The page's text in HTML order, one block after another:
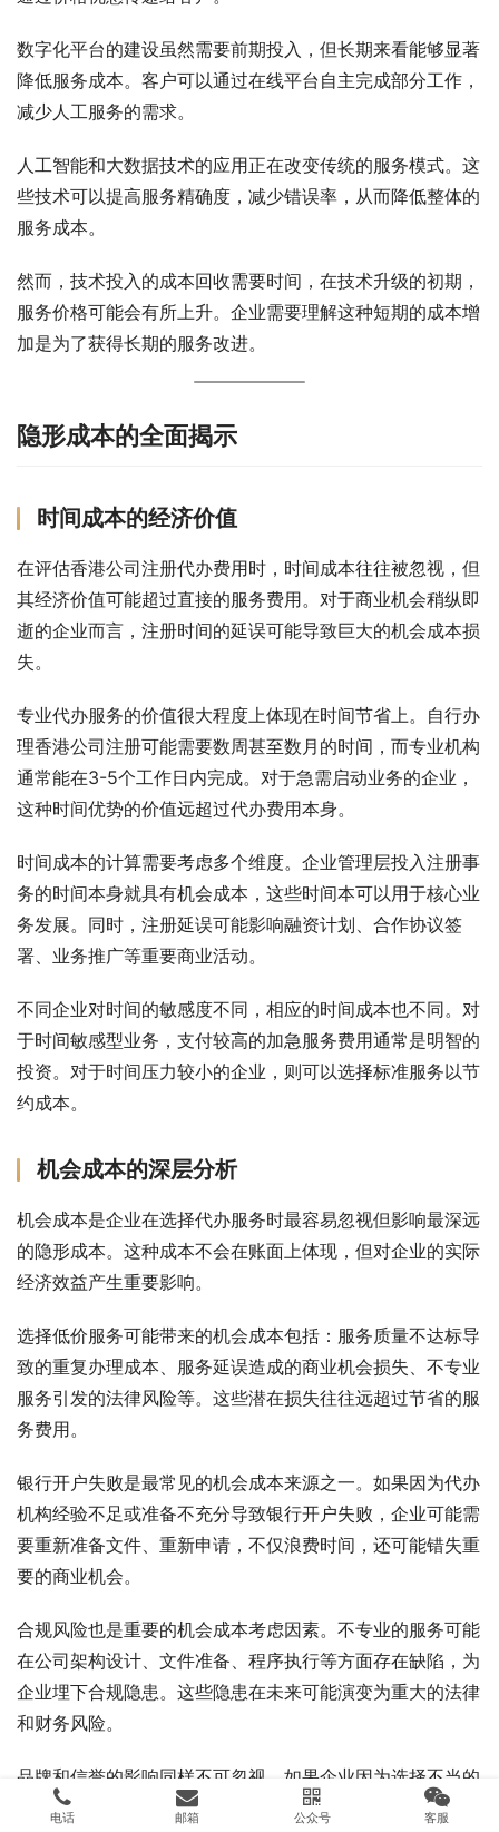
数字化平台的建设虽然需要前期投入，但长期来看能够显著
降低服务成本。客户可以通过在线平台自主完成部分工作，
减少人工服务的需求。
人工智能和大数据技术的应用正在改变传统的服务模式。这
些技术可以提高服务精确度，减少错误率，从而降低整体的
服务成本。
然而，技术投入的成本回收需要时间，在技术升级的初期，
服务价格可能会有所上升。企业需要理解这种短期的成本增
加是为了获得长期的服务改进。
隐形成本的全面揭示
时间成本的经济价值
在评估香港公司注册代办费用时，时间成本往往被忽视，但
其经济价值可能超过直接的服务费用。对于商业机会稍纵即
逝的企业而言，注册时间的延误可能导致巨大的机会成本损
失。
专业代办服务的价值很大程度上体现在时间节省上。自行办
理香港公司注册可能需要数周甚至数月的时间，而专业机构
通常能在3-5个工作日内完成。对于急需启动业务的企业，
这种时间优势的价值远超过代办费用本身。
时间成本的计算需要考虑多个维度。企业管理层投入注册事
务的时间本身就具有机会成本，这些时间本可以用于核心业
务发展。同时，注册延误可能影响融资计划、合作协议签
署、业务推广等重要商业活动。
不同企业对时间的敏感度不同，相应的时间成本也不同。对
于时间敏感型业务，支付较高的加急服务费用通常是明智的
投资。对于时间压力较小的企业，则可以选择标准服务以节
约成本。
机会成本的深层分析
机会成本是企业在选择代办服务时最容易忽视但影响最深远
的隐形成本。这种成本不会在账面上体现，但对企业的实际
经济效益产生重要影响。
选择低价服务可能带来的机会成本包括：服务质量不达标导
致的重复办理成本、服务延误造成的商业机会损失、不专业
服务引发的法律风险等。这些潜在损失往往远超过节省的服
务费用。
银行开户失败是最常见的机会成本来源之一。如果因为代办
机构经验不足或准备不充分导致银行开户失败，企业可能需
要重新准备文件、重新申请，不仅浪费时间，还可能错失重
要的商业机会。
合规风险也是重要的机会成本考虑因素。不专业的服务可能
在公司架构设计、文件准备、程序执行等方面存在缺陷，为
企业埋下合规隐患。这些隐患在未来可能演变为重大的法律
和财务风险。
品牌和信誉的影响同样不可忽视。如果企业因为选择不当的
代办服务而在注册过程中出现问题，可能会影响其在商业伙
电话 邮箱 公众号 客服